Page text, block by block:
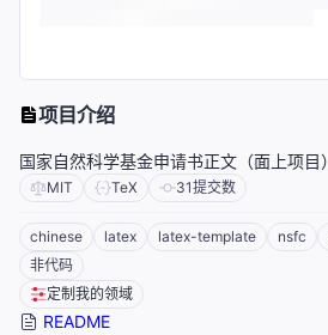
项目介绍
国家自然科学基金申请书正文（面上项目
MIT TeX 31提交数
chinese latex latex-template nsfc
非代码
定制我的领域
README